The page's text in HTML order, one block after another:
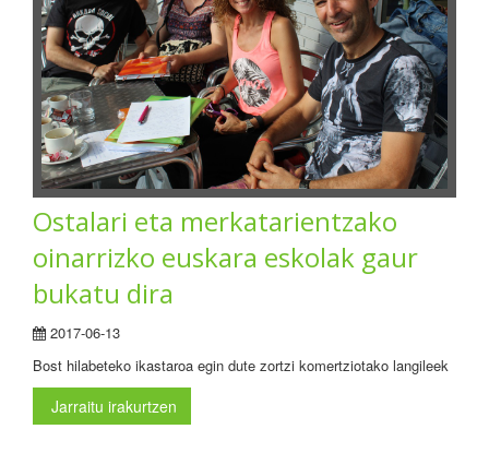
Ostalari eta merkatarientzako
oinarrizko euskara eskolak gaur
bukatu dira
2017-06-13
Bost hilabeteko ikastaroa egin dute zortzi komertziotako langileek
Jarraitu irakurtzen